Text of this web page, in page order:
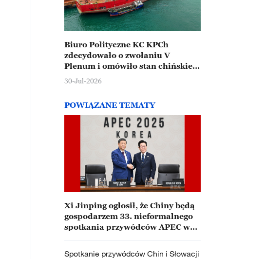
Biuro Polityczne KC KPCh
zdecydowało o zwołaniu V
Plenum i omówiło stan chińskiej
gospodarki
30-Jul-2026
POWIĄZANE TEMATY
Xi Jinping ogłosił, że Chiny będą
gospodarzem 33. nieformalnego
spotkania przywódców APEC w
Spotkanie przywódców Chin i Słowacji